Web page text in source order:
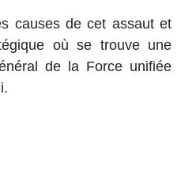
causes de cet assaut et
où se trouve une
de la Force unifiée